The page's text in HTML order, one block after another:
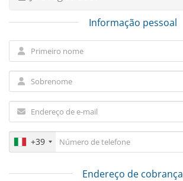
Informação pessoal
+39
Endereço de cobrança